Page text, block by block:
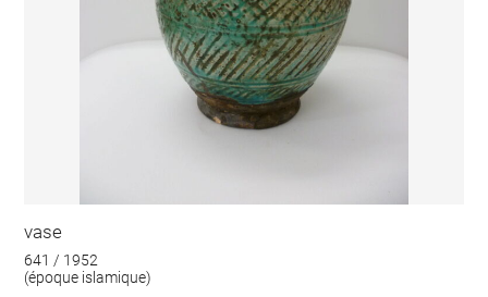
vase
641 / 1952
(époque islamique)